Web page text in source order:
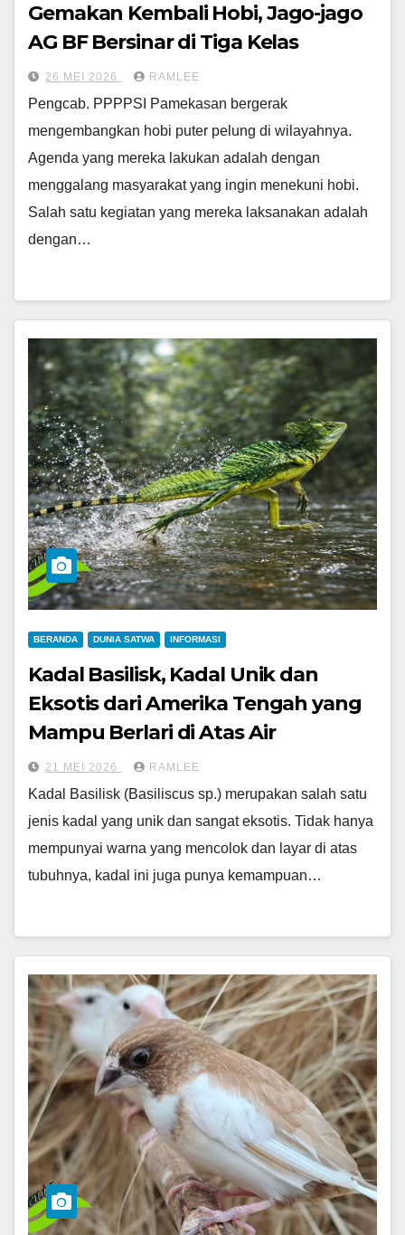
Gemakan Kembali Hobi, Jago-jago
AG BF Bersinar di Tiga Kelas
26 MEI 2026 RAMLEE
Pengcab. PPPPSI Pamekasan bergerak
mengembangkan hobi puter pelung di wilayahnya.
Agenda yang mereka lakukan adalah dengan
menggalang masyarakat yang ingin menekuni hobi.
Salah satu kegiatan yang mereka laksanakan adalah
dengan…
BERANDA DUNIA SATWA INFORMASI
Kadal Basilisk, Kadal Unik dan
Eksotis dari Amerika Tengah yang
Mampu Berlari di Atas Air
21 MEI 2026 RAMLEE
Kadal Basilisk (Basiliscus sp.) merupakan salah satu
jenis kadal yang unik dan sangat eksotis. Tidak hanya
mempunyai warna yang mencolok dan layar di atas
tubuhnya, kadal ini juga punya kemampuan…